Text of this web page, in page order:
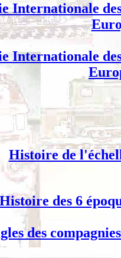
Internationale
Internationale
Histoire de
Histoire des 6
des